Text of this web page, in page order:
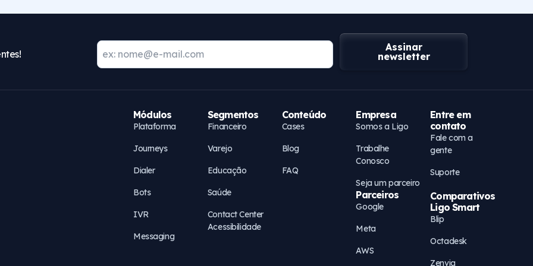
Assinar
newsletter
Módulos
Plataforma
Journeys
Dialer
Bots
IVR
Messaging
Segmentos
Financeiro
Varejo
Educação
Saúde
Contact Center
Acessibilidade
Conteúdo
Cases
Blog
FAQ
Empresa
Somos a Ligo
Trabalhe
Conosco
Seja um parceiro
Parceiros
Google
Meta
AWS
Entre em
contato
Fale com a
gente
Suporte
Comparativos
Ligo Smart
Blip
Octadesk
Zenvia